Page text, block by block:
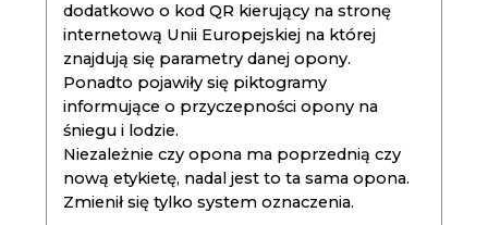
dodatkowo o kod QR kierujący na stronę
internetową Unii Europejskiej na której
znajdują się parametry danej opony.
Ponadto pojawiły się piktogramy
informujące o przyczepności opony na
śniegu i lodzie.
Niezależnie czy opona ma poprzednią czy
nową etykietę, nadal jest to ta sama opona.
Zmienił się tylko system oznaczenia.